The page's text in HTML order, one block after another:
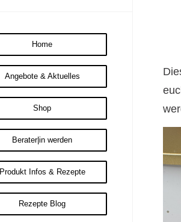
Home
Angebote & Aktuelles
Shop
Berater|in werden
Produkt Infos & Rezepte
Rezepte Blog